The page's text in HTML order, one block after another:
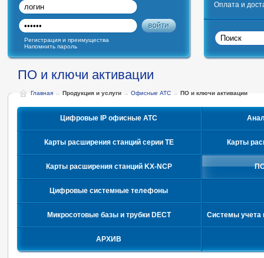
Оплата и
Регистрация и преимущества
Напомнить пароль
ПО и ключи активации
Главная → Продукция и услуги → Офисные АТС → ПО и ключи активации
Цифровые IP офисные АТС
Карты расширения станций серии TE Карты
Карты расширения станций KX-NCP
Цифровые системные телефоны
Микросотовые базы и трубки DECT Системы учета
АРХИВ